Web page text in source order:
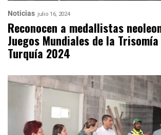
Noticias julio 16, 2024
Reconocen a medallistas
Juegos Mundiales de la
Turquía 2024